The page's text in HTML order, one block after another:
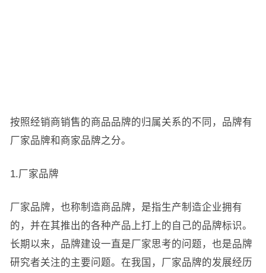
按照经销商销售的商品品牌的归属关系的不同，品牌有
厂家品牌和商家品牌之分。
1.厂家品牌
厂家品牌，也称制造商品牌，是指生产制造企业拥有
的，并在其推出的各种产品上打上的自己的品牌标识。
长期以来，品牌建设一直是厂家思考的问题，也是品牌
研究者关注的主要问题。在我国，厂家品牌的发展经历